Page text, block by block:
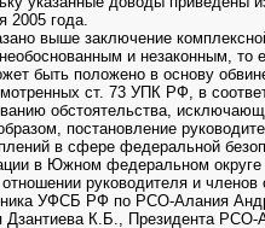
2005 года.
выше заключение
и незаконным, то
быть положено в основу
ст. 73 УПК РФ, в
обстоятельства,
постановление
в сфере федеральной
в Южном федеральном округе
руководителя и членов
УФСБ РФ по РСО-Алания
Дзантиева К.Б., Президента